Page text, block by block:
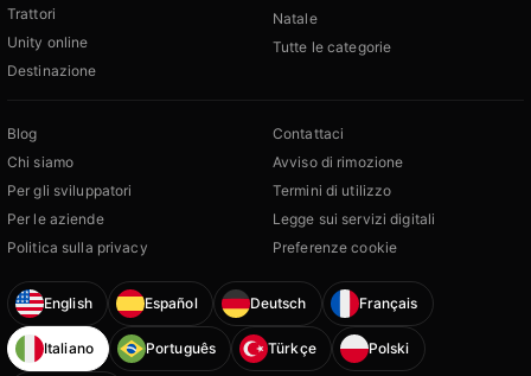
Trattori
Unity online
Destinazione
Natale
Tutte le categorie
Blog
Chi siamo
Per gli sviluppatori
Per le aziende
Politica sulla privacy
Contattaci
Avviso di rimozione
Termini di utilizzo
Legge sui servizi digitali
Preferenze cookie
English Español Deutsch Français
Italiano Português Türkçe Polski